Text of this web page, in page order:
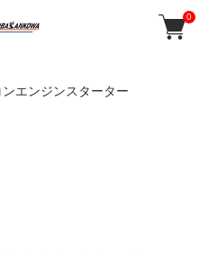
0
ンエンジンスターター